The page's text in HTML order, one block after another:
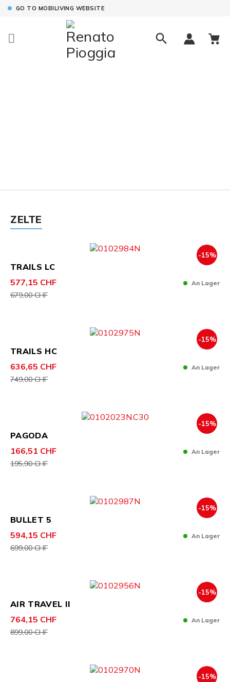
GO TO MOBILIVING WEBSITE

ZELTE
TRAILS LC
577,15 CHF
-15%
679,00 CHF
An Lager
TRAILS HC
636,65 CHF
-15%
749,00 CHF
An Lager
PAGODA
166,51 CHF
-15%
195,90 CHF
An Lager
BULLET 5
594,15 CHF
-15%
699,00 CHF
An Lager
AIR TRAVEL II
764,15 CHF
-15%
899,00 CHF
An Lager
-15%